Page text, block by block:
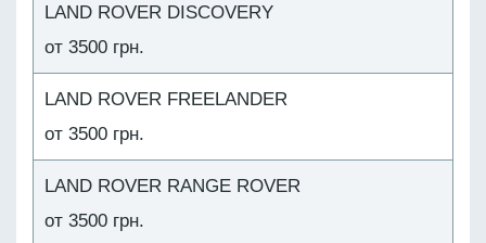
LAND ROVER DISCOVERY
от 3500 грн.
LAND ROVER FREELANDER
от 3500 грн.
LAND ROVER RANGE ROVER
от 3500 грн.